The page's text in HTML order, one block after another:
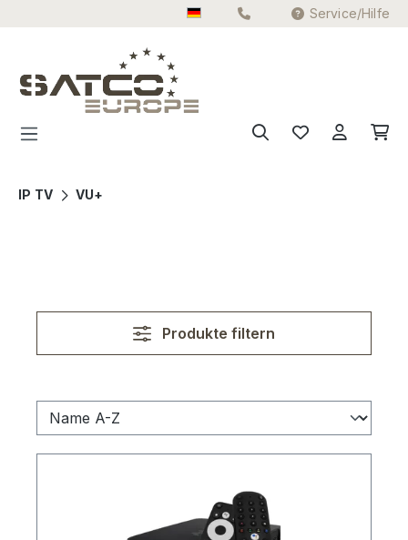
Zum Hauptinhalt springen Service/Hilfe
IP TV VU+
Produkte filtern